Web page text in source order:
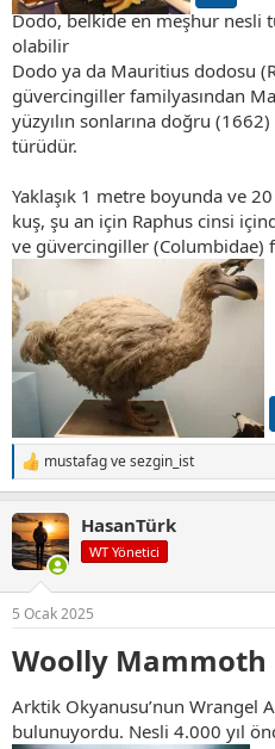
Dodo, belkide en meşhur nesli
olabilir
Dodo ya da Mauritius dodosu
güvercingiller familyasından
yüzyılın sonlarına doğru
türüdür.
Yaklaşık 1 metre boyunda ve
kuş, şu an için Raphus cinsi
ve güvercingiller (Columbidae)
T
e
k
i
l
mustafagvesezgin_ist
HasanTürk
WT Yönetici
5 Ocak 2025
Woolly Mammoth​
Arktik Okyanusu’nun Wrangel
bulunuyordu. Nesli 4.000 yıl